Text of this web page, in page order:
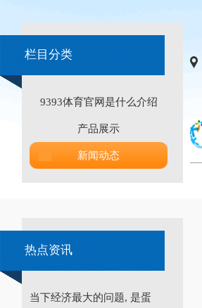
栏目分类
9393体育官网是什么介绍
产品展示
新闻动态
热点资讯
当下经济最大的问题, 是蛋